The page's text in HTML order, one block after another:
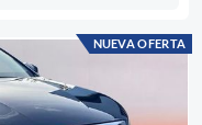
NUEVA OFERTA